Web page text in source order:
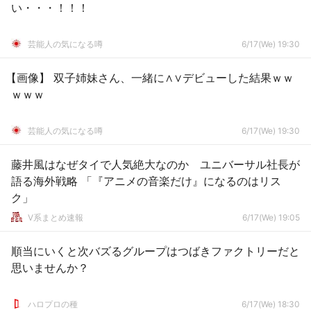
い・・・！！！
芸能人の気になる噂 6/17(We) 19:30
【画像】 双子姉妹さん、一緒に∧∨デビューした結果ｗｗ
ｗｗｗ
芸能人の気になる噂 6/17(We) 19:30
藤井風はなぜタイで人気絶大なのか ユニバーサル社長が
語る海外戦略 「『アニメの音楽だけ』になるのはリス
ク」
V系まとめ速報 6/17(We) 19:05
順当にいくと次バズるグループはつばきファクトリーだと
思いませんか？
ハロプロの種 6/17(We) 18:30